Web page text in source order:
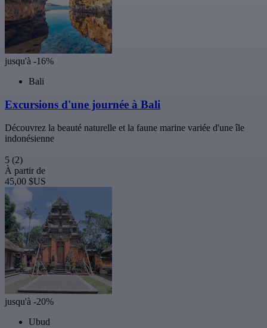
jusqu'à -16%
Bali
Excursions d'une journée à Bali
Découvrez la beauté naturelle et la faune marine variée d'une île
indonésienne
5 (2)
À partir de
45,00 $US
jusqu'à -20%
Ubud